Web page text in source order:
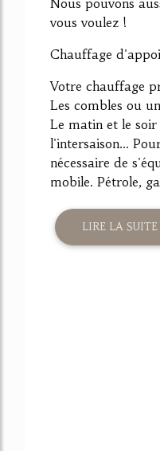
vous voulez !
Chauffage
Votre chauffage
Les combles ou
Le matin et le
l'intersaison...
nécessaire de
mobile. Pétrole,
LIRE LA SUITE